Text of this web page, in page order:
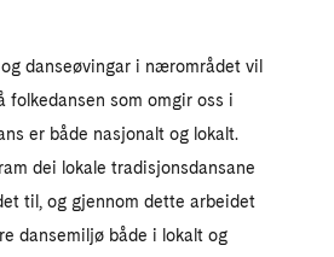
danseøvingar i nærområdet vil
folkedansen som omgir oss i
er både nasjonalt og lokalt.
dei lokale tradisjonsdansane
til, og gjennom dette arbeidet
dansemiljø både i lokalt og